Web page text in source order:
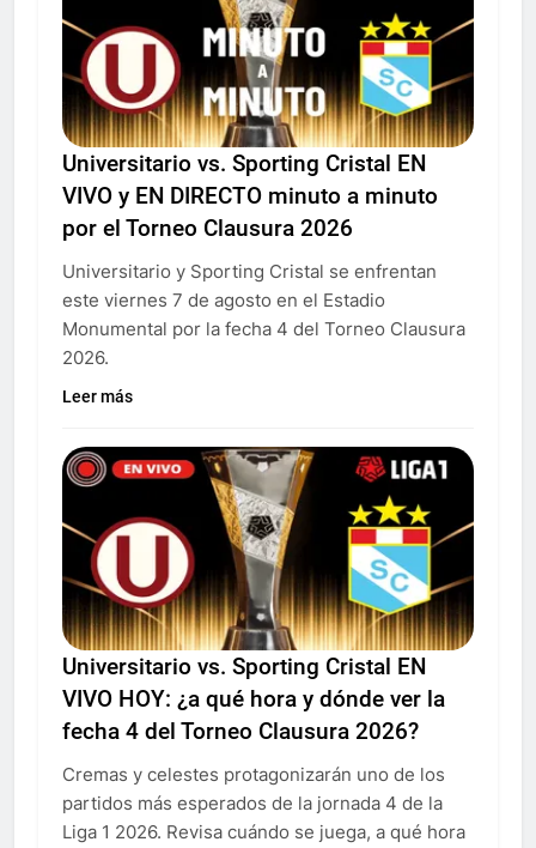
Universitario vs. Sporting Cristal EN
VIVO y EN DIRECTO minuto a minuto
por el Torneo Clausura 2026
Universitario y Sporting Cristal se enfrentan
este viernes 7 de agosto en el Estadio
Monumental por la fecha 4 del Torneo Clausura
2026.
Leer más
Universitario vs. Sporting Cristal EN
VIVO HOY: ¿a qué hora y dónde ver la
fecha 4 del Torneo Clausura 2026?
Cremas y celestes protagonizarán uno de los
partidos más esperados de la jornada 4 de la
Liga 1 2026. Revisa cuándo se juega, a qué hora